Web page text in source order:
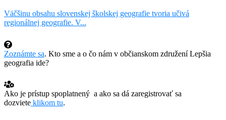
Väčšinu obsahu slovenskej školskej geografie tvoria učivá
regionálnej geografie. V...
Zoznámte sa. Kto sme a o čo nám v občianskom združení Lepšia
geografia ide?
Ako je prístup spoplatnený a ako sa dá zaregistrovať sa
dozviete klikom tu.